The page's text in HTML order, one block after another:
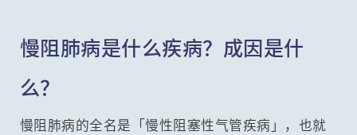
慢阻肺病是什么疾病？成因是什
么？
慢阻肺病的全名是「慢性阻塞性气管疾病」，也就